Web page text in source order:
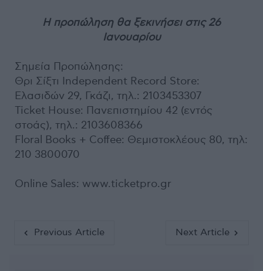
Η προπώληση θα ξεκινήσει στις 26
Ιανουαρίου
Σημεία Προπώλησης:
Θρι Σίξτι Independent Record Store:
Ελασιδών 29, Γκάζι, τηλ.: 2103453307
Ticket House: Πανεπιστημίου 42 (εντός
στοάς), τηλ.: 2103608366
Floral Books + Coffee: Θεμιστοκλέους 80, τηλ:
210 3800070
Online Sales: www.ticketpro.gr
Previous Article Next Article